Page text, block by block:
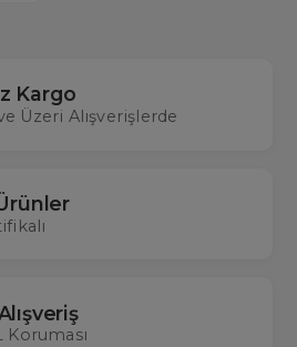
Kargo
Üzeri Alışverişlerde
Koruması